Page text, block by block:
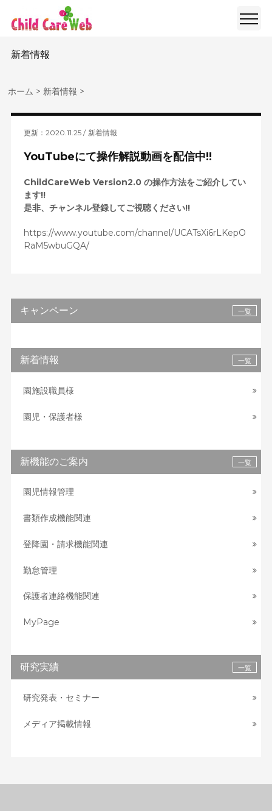
新着情報
ホーム > 新着情報 >
更新：2020.11.25 新着情報
YouTubeにて操作解説動画を配信中!!
ChildCareWeb Version2.0 の操作方法をご紹介してい
ます!!
是非、チャンネル登録してご視聴ください!!
https://www.youtube.com/channel/UCATsXi6rLKepO
RaM5wbuGQA/
キャンペーン 一覧
新着情報 一覧
園施設職員様
園児・保護者様
新機能のご案内 一覧
園児情報管理
書類作成機能関連
登降園・請求機能関連
勤怠管理
保護者連絡機能関連
MyPage
研究実績 一覧
研究発表・セミナー
メディア掲載情報